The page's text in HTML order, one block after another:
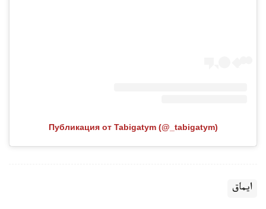
Публикация от Tabigatym (@_tabigatym)
ايماق